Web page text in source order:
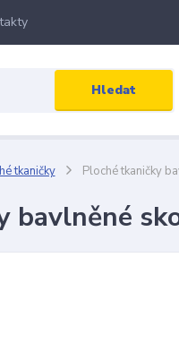
Hledat
tkaničky Ploché tkaničky
bavlněné